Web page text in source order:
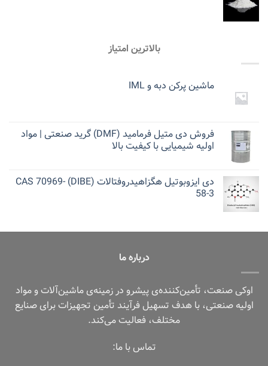
بالاترین امتیاز
ماشین پرکن دبه و IML
فروش دی متیل فرمامید (DMF) گرید صنعتی | مواد
اولیه شیمیایی با کیفیت بالا
دی ایزوبوتیل هگزاهیدروفتالات (DIBE) CAS 70969-
58-3
درباره ما
اوکی صنعت، تأمین‌کننده‌ی پیشرو در زمینه‌ی ماشین‌آلات و مواد
اولیه صنعتی، با هدف تسهیل فرآیند تأمین تجهیزات برای صنایع
مختلف، فعالیت می‌کند.
تماس با ما: